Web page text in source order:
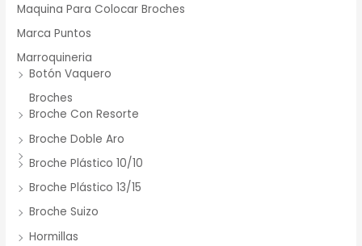
Maquina Para Colocar Broches
Marca Puntos
Marroquineria
Botón Vaquero
Broches
Broche Con Resorte
Broche Doble Aro
Broche Plástico 10/10
Broche Plástico 13/15
Broche Suizo
Hormillas